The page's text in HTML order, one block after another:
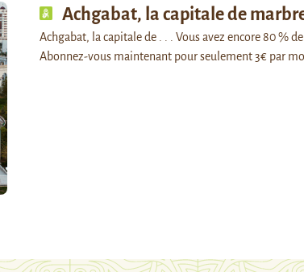
Achgabat, la capitale de
Achgabat, la capitale de . . . Vous avez encore 80 %
Abonnez-vous maintenant pour seulement 3€ par